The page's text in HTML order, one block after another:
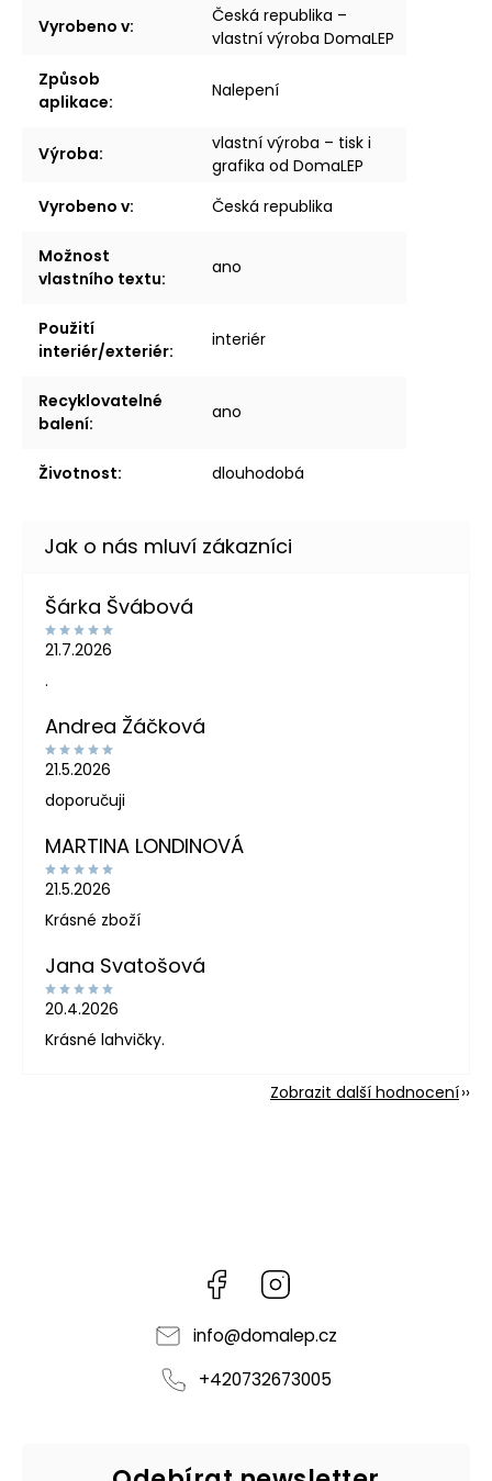
Vyrobeno v:
Česká republika –
vlastní výroba DomaLEP
Způsob
aplikace:
Nalepení
Výroba:
vlastní výroba – tisk i
grafika od DomaLEP
Vyrobeno v: Česká republika
Možnost
vlastního textu:
ano
Použití
interiér/exteriér:
interiér
Recyklovatelné
balení:
ano
Životnost: dlouhodobá
Šárka Švábová
21.7.2026
.
Andrea Žáčková
21.5.2026
doporučuji
MARTINA LONDINOVÁ
21.5.2026
Krásné zboží
Jana Svatošová
20.4.2026
Krásné lahvičky.
Zobrazit další hodnocení
Facebook
info@domalep.cz
+420732673005